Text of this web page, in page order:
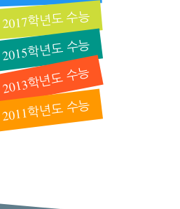
2017학년도 수능
2015학년도 수능
2013학년도 수능
2011학년도 수능